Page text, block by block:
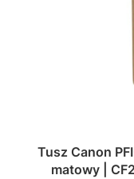
Tusz Canon
matowy |